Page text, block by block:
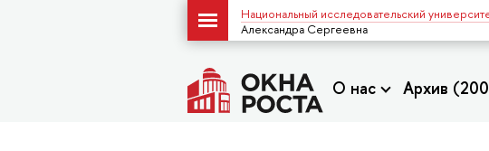
Национальный исследовательский
Александра Сергеевна
О нас Архив